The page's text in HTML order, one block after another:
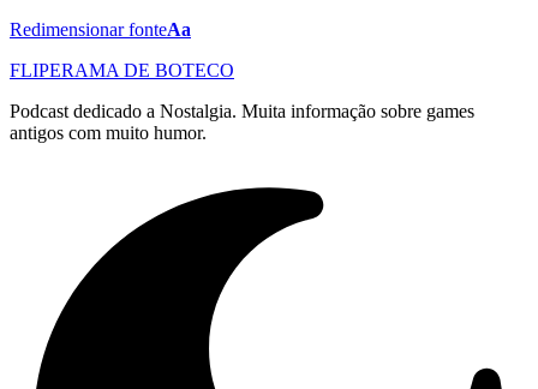
Redimensionar fonteAa
FLIPERAMA DE BOTECO
Podcast dedicado a Nostalgia. Muita informação sobre games
antigos com muito humor.